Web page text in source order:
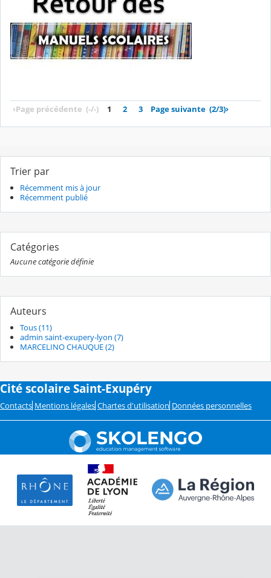
‹Page précédente (-/-) 1 2 3 Page suivante (2/3)›
Trier par
Récemment mis à jour
Récemment publié
Catégories
Aucune catégorie définie
Auteurs
Tous (11)
admin saint-exupery-lyon (7)
MARCELINO CHAUQUE (2)
Cité scolaire Saint-Exupéry
Contacts Mentions légales Chartes d'utilisation Données personnelles